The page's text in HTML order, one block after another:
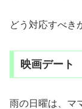
どう対応すべき
映画デート
雨の日曜は、マ